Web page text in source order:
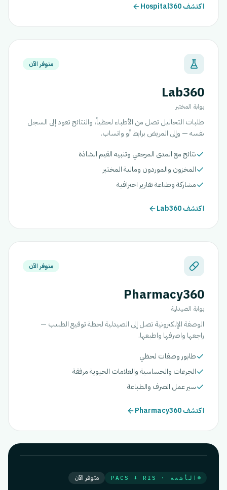
اكتشف Hospital360
متوفر الآن
Lab360
بوابة المختبر
طلبات التحاليل تصل من الأطباء لحظياً، والنتائج تعود إلى السجل
نفسه — وإلى المريض برابط أو واتساب.
نتائج مع المدى المرجعي وتنبيه القيم الشاذة
المخزون والموردون ومالية المختبر
مشاركة وطباعة تقارير احترافية
اكتشف Lab360
متوفر الآن
Pharmacy360
بوابة الصيدلية
الوصفة الإلكترونية تصل إلى الصيدلية لحظة توقيع الطبيب —
راجعها واصرفها واطبعها.
طابور وصفات لحظي
الجرعات والحساسية والعلامات الحيوية مرفقة
سير عمل الصرف والطباعة
اكتشف Pharmacy360
الأشعة · PACS + RIS متوفر الآن